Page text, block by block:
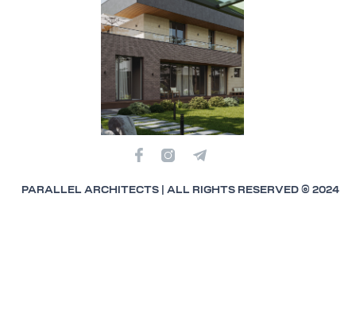
PARALLEL ARCHITECTS | ALL RIGHTS RESERVED © 2024